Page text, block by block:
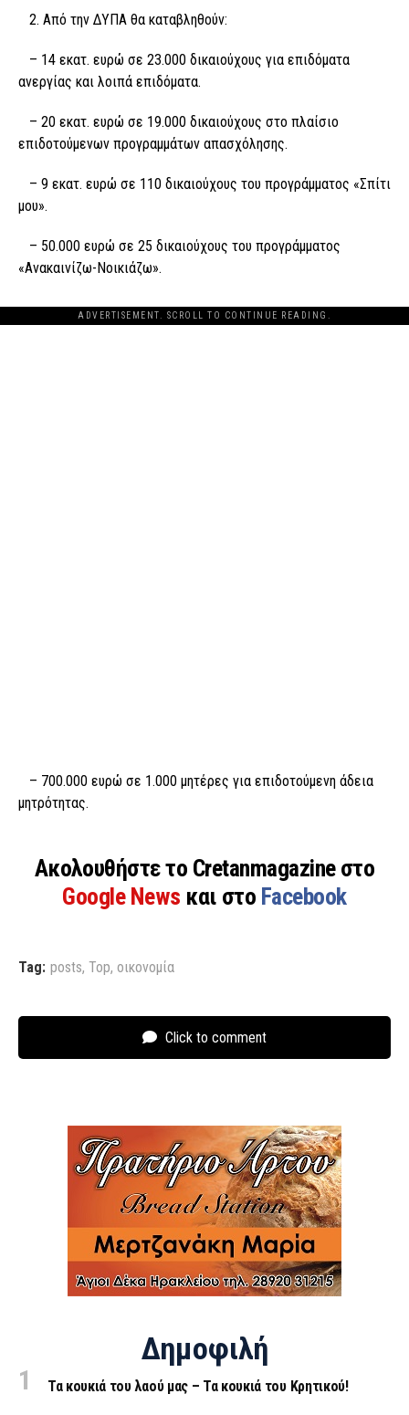
2. Από την ΔΥΠΑ θα καταβληθούν:
– 14 εκατ. ευρώ σε 23.000 δικαιούχους για επιδόματα
ανεργίας και λοιπά επιδόματα.
– 20 εκατ. ευρώ σε 19.000 δικαιούχους στο πλαίσιο
επιδοτούμενων προγραμμάτων απασχόλησης.
– 9 εκατ. ευρώ σε 110 δικαιούχους του προγράμματος «Σπίτι
μου».
– 50.000 ευρώ σε 25 δικαιούχους του προγράμματος
«Ανακαινίζω-Νοικιάζω».
ADVERTISEMENT. SCROLL TO CONTINUE READING.
– 700.000 ευρώ σε 1.000 μητέρες για επιδοτούμενη άδεια
μητρότητας.
Ακολουθήστε το Cretanmagazine στο
Google News και στο Facebook
Tag: posts, Top, οικονομία
Click to comment
Δημοφιλή
Τα κουκιά του λαού μας – Τα κουκιά του Κρητικού!